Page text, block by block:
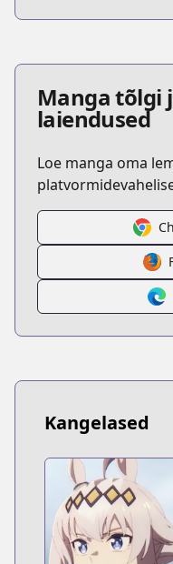
Manga tõlgi
laiendused
Loe manga oma
Kangelased